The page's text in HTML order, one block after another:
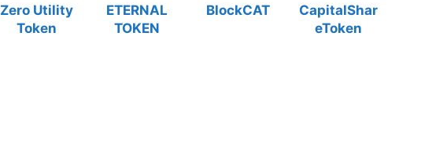
Zero Utility
Token
ETERNAL
TOKEN
BlockCAT
CapitalShar
eToken